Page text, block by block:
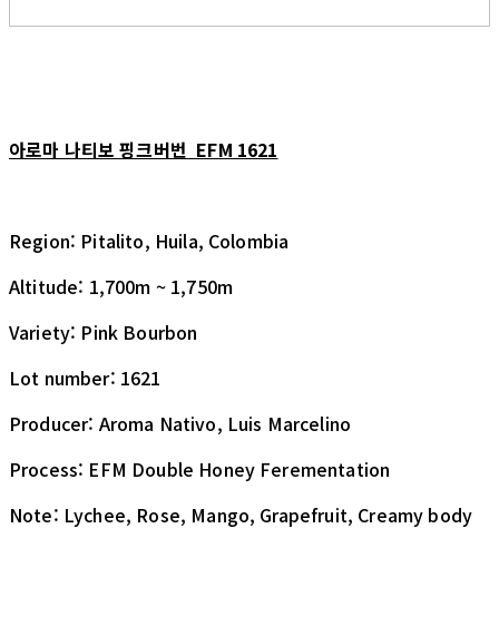
아로마 나티보 핑크버번 EFM 1621
Region: Pitalito, Huila, Colombia
Altitude: 1,700m ~ 1,750m
Variety: Pink Bourbon
Lot number: 1621
Producer: Aroma Nativo, Luis Marcelino
Process: EFM Double Honey Ferementation
Note: Lychee, Rose, Mango, Grapefruit, Creamy body